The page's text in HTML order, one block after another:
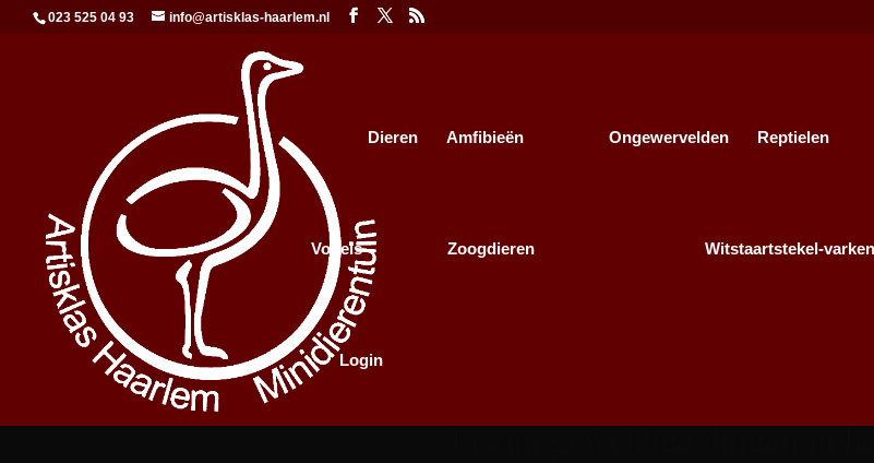
023 525 04 93 info@artisklas-haarlem.nl
Dieren Amfibieën Ongewervelden Reptielen
Vogels Zoogdieren Witstaartstekel-varken
Login
Er zijn geweldige dingen in